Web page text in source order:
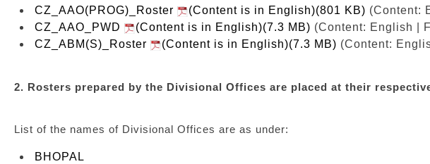
CZ_AAO(PROG)_Roster
(Content is in English)(801 KB) (Content:
CZ_AAO_PWD
(Content is in English)(7.3 MB) (Content: English |
CZ_ABM(S)_Roster
(Content is in English)(7.3 MB) (Content:
2. Rosters prepared by the Divisional Offices are placed at their
List of the names of Divisional Offices are as under:
BHOPAL